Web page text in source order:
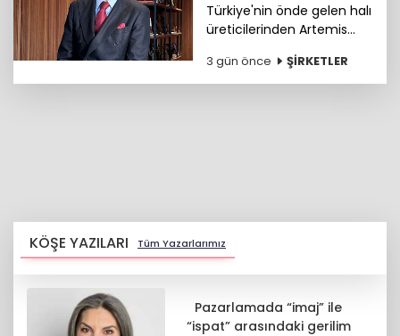
Türkiye'nin önde gelen halı
üreticilerinden Artemis
güçlendirmeye yönelik
yeni makine ve teknoloji
3 gün önce ŞİRKETLER
KÖŞE YAZILARI Tüm Yazarlarımız
Pazarlamada “imaj” ile
“ispat” arasındaki gerilim